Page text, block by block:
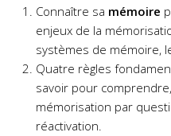
Connaître sa mémoire
enjeux de la
systèmes de mémoire,
Quatre règles
savoir pour
mémorisation par
réactivation.